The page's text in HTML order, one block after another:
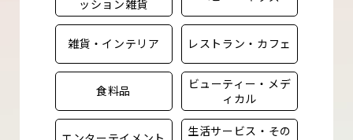
ッション雑貨
雑貨・インテリア レストラン・カフェ
食料品
ビューティー・メデ
ィカル
生活サービス・その